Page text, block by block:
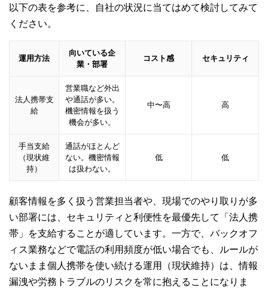
以下の表を参考に、自社の状況に当てはめて検討してみて
ください。
運用方法
向いている企
業・部署
コスト感 セキュリティ
法人携帯支
給
営業職など外出
や通話が多い。
機密情報を扱う
機会が多い。
中〜高 高
手当支給
（現状維
持）
通話がほとんど
ない。機密情報
は扱わない。
低 低
顧客情報を多く扱う営業担当者や、現場でのやり取りが多
い部署には、セキュリティと利便性を最優先して「法人携
帯」を支給することが適しています。一方で、バックオフ
ィス業務などで電話の利用頻度が低い場合でも、ルールが
ないまま個人携帯を使い続ける運用（現状維持）は、情報
漏洩や労務トラブルのリスクを常に抱えることになりま